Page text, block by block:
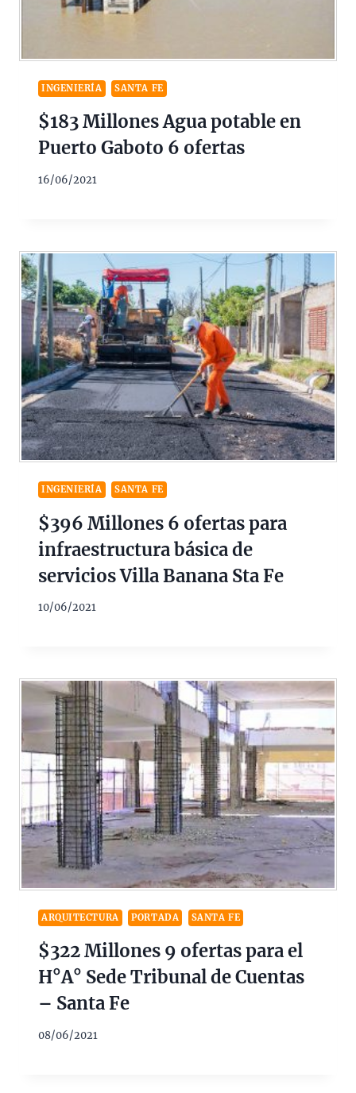
INGENIERÍA SANTA FE
$183 Millones Agua potable en
Puerto Gaboto 6 ofertas
16/06/2021
INGENIERÍA SANTA FE
$396 Millones 6 ofertas para
infraestructura básica de
servicios Villa Banana Sta Fe
10/06/2021
ARQUITECTURA PORTADA SANTA FE
$322 Millones 9 ofertas para el
H°A° Sede Tribunal de Cuentas
– Santa Fe
08/06/2021